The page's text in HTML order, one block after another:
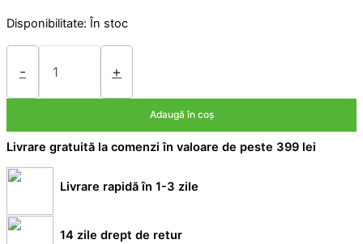
a
fost:
255,00 lei.
este:
229,50 lei.
Disponibilitate: În stoc
-
Cantitate
Orga
scaunel
microfon
pentru
fetite
Little
383
MOV
+
Adaugă în coș
Livrare gratuită la comenzi în valoare de peste 399 lei
Livrare rapidă în 1-3 zile
14 zile drept de retur